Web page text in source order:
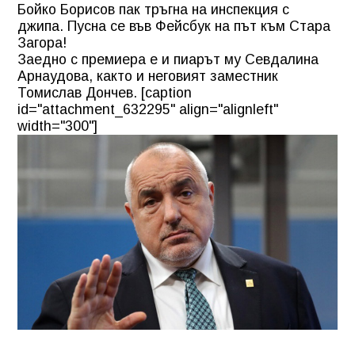
Бойко Борисов пак тръгна на инспекция с
джипа. Пусна се във Фейсбук на път към Стара
Загора!
Заедно с премиера е и пиарът му Севдалина
Арнаудова, както и неговият заместник
Томислав Дончев. [caption
id="attachment_632295" align="alignleft"
width="300"]